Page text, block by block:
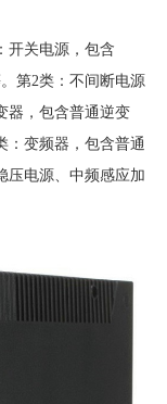
开关电源，包含
第2类：不间断电源
器，包含普通逆变
：变频器，包含普通
压电源、中频感应加